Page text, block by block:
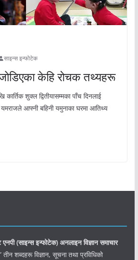
साइन्स इन्फोटेक
केहि रोचक तथ्यहरू
कार्तिक शुक्ल द्वितीयासम्मका पाँच दिनलाई
आफ्नी बहिनी यमुनाका घरमा आतिथ्य
(साइन्सइन्फोटेक) अनलाइन विज्ञान समाचार
शब्दहरू विज्ञान, सूचना तथा प्रविधिको